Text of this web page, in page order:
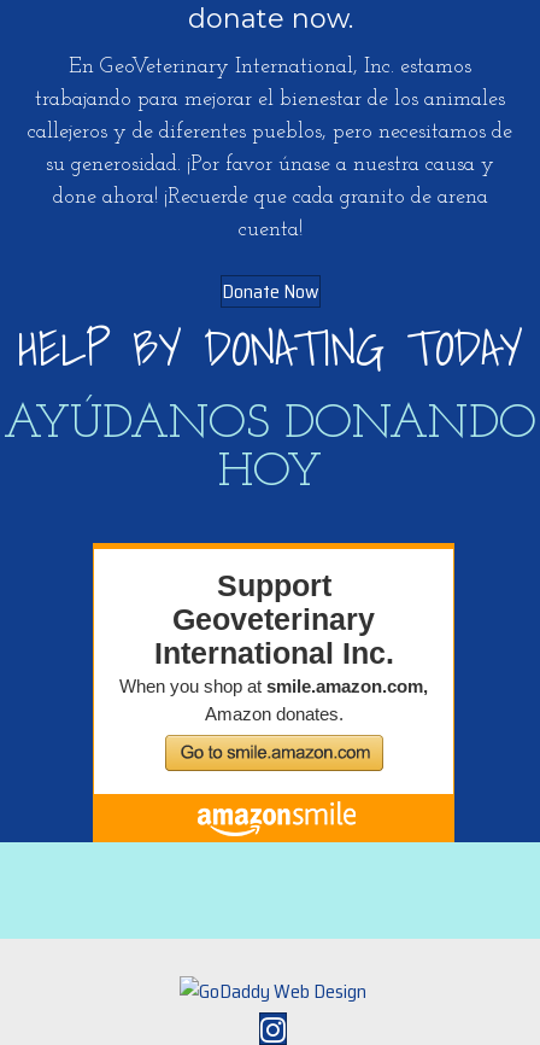
donate now.
En GeoVeterinary International, Inc. estamos
trabajando para mejorar el bienestar de los animales
callejeros y de diferentes pueblos, pero necesitamos de
su generosidad. ¡Por favor únase a nuestra causa y
done ahora! ¡Recuerde que cada granito de arena
cuenta!
Donate Now
HELP BY DONATING TODAY
​AYÚDANOS DONANDO
HOY